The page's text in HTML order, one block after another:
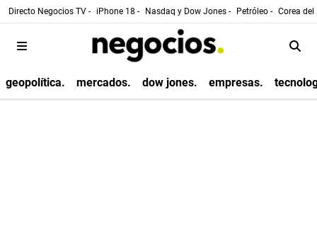
Directo Negocios TV - iPhone 18 - Nasdaq y Dow Jones - Petróleo - Corea
geopolítica. mercados. dow jones. empresas.